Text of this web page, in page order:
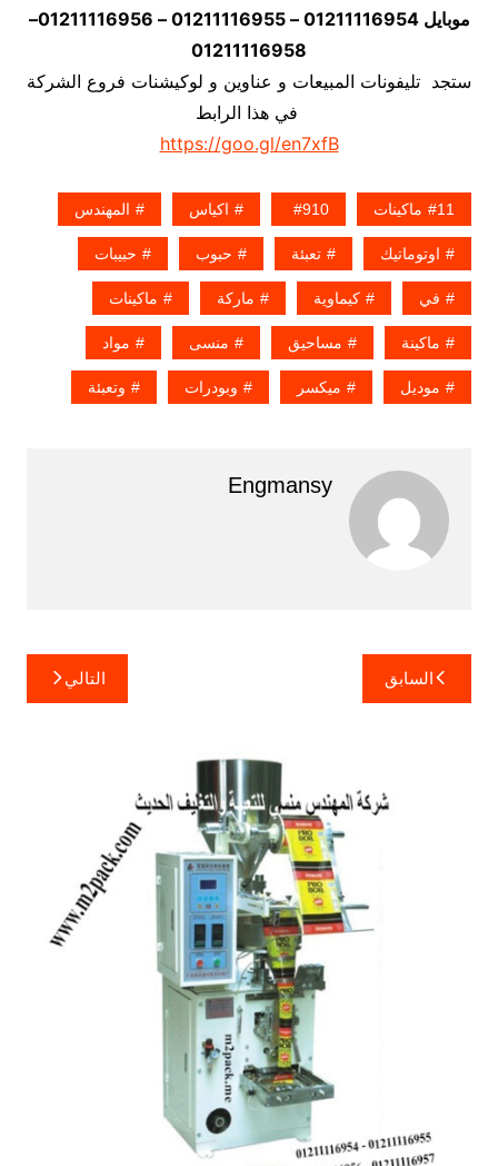
موبايل 01211116954 – 01211116955 – 01211116956–
01211116958
ستجد تليفونات المبيعات و عناوين و لوكيشنات فروع الشركة
في هذا الرابط
https://goo.gl/en7xfB
11ماكينات 910 اكياس المهندس
اوتوماتيك تعبئة حبوب حبيبات
في كيماوية ماركة ماكينات
ماكينة مساحيق منسى مواد
موديل ميكسر وبودرات وتعبئة
Engmansy
تصفّح
المقالات
السابق التالي